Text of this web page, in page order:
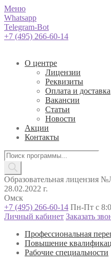
Меню
Whatsapp
Telegram-Bot
+7 (495) 266-60-14
О центре
Лицензии
Реквизиты
Оплата и доставка
Вакансии
Статьи
Новости
Акции
Контакты
Поиск
товаров
Образовательная лицензия
28.02.2022 г.
Омск
+7 (495) 266-60-14 Пн-Пт с
Личный кабинет Заказать
Профессиональная
Повышение
Рабочие специальности